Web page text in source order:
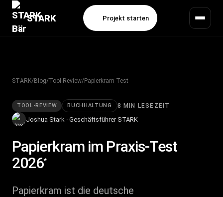
STARK Projekt starten
STARK/Blog/Tool-Review/Papierkram Test
TOOL-REVIEW BUCHHALTUNG 8 MIN LESEZEIT
Joshua Stark · Geschäftsführer STARK
Papierkram im Praxis-Test
2026*
Papierkram ist die deutsche